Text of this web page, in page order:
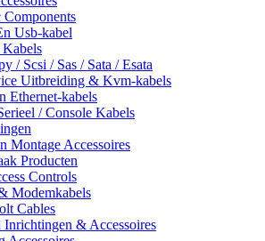
Usb-kabel
/ Scsi / Sas / Sata / Esata
Uitbreiding & Kvm-kabels
Ethernet-kabels
/ Console Kabels
Montage Accessoires
Producten
Controls
Modemkabels
Cables
& Accessoires